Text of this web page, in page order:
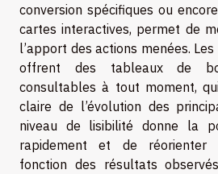
conversion spécifiques ou
cartes interactives, permet de
l’apport des actions menées.
offrent des tableaux de
consultables à tout moment,
claire de l’évolution des
niveau de lisibilité donne la
rapidement et de réorienter
fonction des résultats